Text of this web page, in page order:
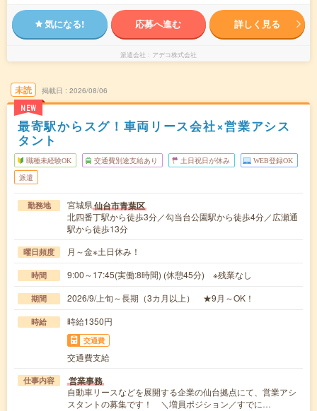
気になる! 応募へ進む 詳しく見る
派遣会社 アデコ株式会社
未読
NEW
掲載日 2026/08/06
最寄駅からスグ！車両リース会社×営業アシス
タント
職種未経験OK 交通費別途支給あり 土日祝日が休み WEB登録OK
派遣
勤務地 宮城県仙台市青葉区
北四番丁駅から徒歩3分／勾当台公園駅から徒歩4分／広瀬通
駅から徒歩13分
曜日頻度 月～金※土日休み！
時間 9:00～17:45(実働:8時間) (休憩45分) ※残業なし
期間 2026/9/上旬～長期（3カ月以上） ★9月～OK！
時給 時給1350円
交通費
交通費支給
仕事内容 営業事務
自動車リースなどを展開する企業の仙台拠点にて、営業アシ
スタントの募集です！ ＼増員ポジション／すでに…